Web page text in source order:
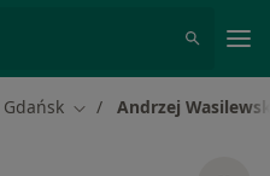
Gdańsk Zmień miasto
Andrzej